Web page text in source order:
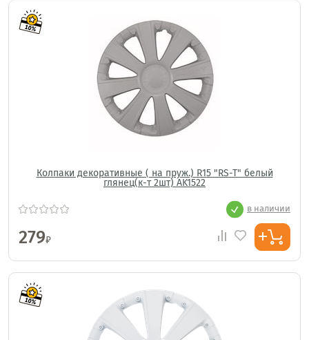
Колпаки декоративные ( на пруж.) R15 "RS-T" белый
глянец(к-т 2шт) AK1522
в наличии
279₽